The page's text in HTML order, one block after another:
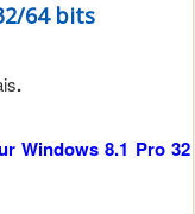
64 bits
.
Windows 8.1 Pro 32